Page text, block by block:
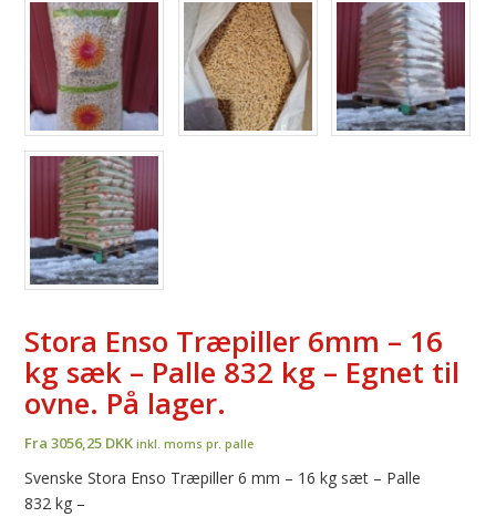
Stora Enso Træpiller 6mm – 16
kg sæk – Palle 832 kg – Egnet til
ovne. På lager.
Fra 3056,25 DKKinkl. moms pr. palle
Svenske Stora Enso Træpiller 6 mm – 16 kg sæt – Palle
832 kg –